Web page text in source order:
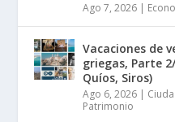
Ago 7, 2026 |
Vacaciones de
griegas, Parte
Quíos, Siros)
Ago 6, 2026 |
Patrimonio